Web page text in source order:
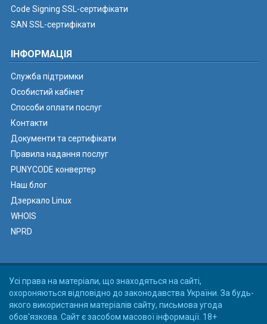
Code Signing SSL-сертифікати
SAN SSL-сертифікати
ІНФОРМАЦІЯ
Служба підтримки
Особистий кабінет
Способи оплати послуг
Контакти
Документи та сертифікати
Правила надання послуг
PUNYCODE конвертер
Наш блог
Дзеркало Linux
WHOIS
NPRD
Усі права на матеріали, що знаходяться на сайті,
охороняються відповідно до законодавства України. За будь-
якого використання матеріалів сайту, письмова угода
обов'язкова. Сайт є засобом масової інформації. 18+